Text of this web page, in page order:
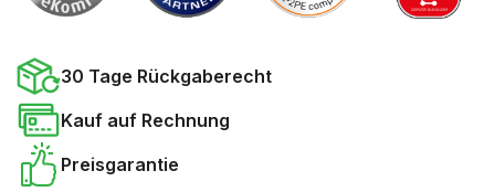
30 Tage Rückgaberecht
Kauf auf Rechnung
Preisgarantie